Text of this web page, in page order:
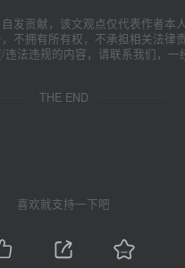
发贡献，该文观点仅代表作者本
不拥有所有权，不承担相关法律
违法违规的内容，请联系我们，一
THE END
喜欢就支持一下吧